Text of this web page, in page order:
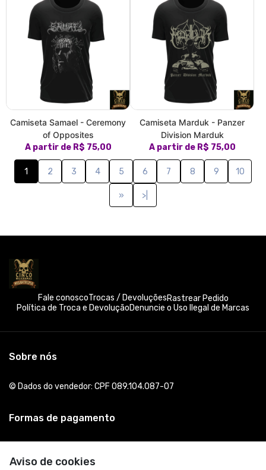
Camiseta Samael - Ceremony
of Opposites
A partir de R$ 75,00
Camiseta Marduk - Panzer
Division Marduk
A partir de R$ 75,00
1 2 3 4 5 6 7 8 9 10
» >|
Aviso de cookies
Fale conoscoTrocas / DevoluçõesRastrear Pedido
Política de Troca e DevoluçãoDenuncie o Uso Ilegal de Marcas
Sobre nós
© Dados do vendedor: CPF 089.104.087-07
Formas de pagamento